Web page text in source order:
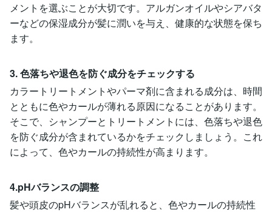
メントを選ぶことが大切です。アルガンオイルやシアバタ
ーなどの保湿成分が髪に潤いを与え、健康的な状態を保ち
ます。
3. 色落ちや退色を防ぐ成分をチェックする
カラートリートメントやパーマ剤に含まれる成分は、時間
とともに色やカールが薄れる原因になることがあります。
そこで、シャンプーとトリートメントには、色落ちや退色
を防ぐ成分が含まれているかをチェックしましょう。これ
によって、色やカールの持続性が高まります。
4.pHバランスの調整
髪や頭皮のpHバランスが乱れると、色やカールの持続性